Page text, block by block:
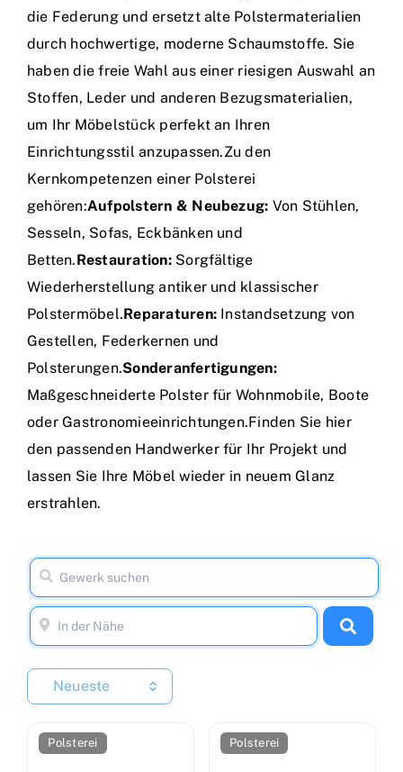
die Federung und ersetzt alte Polstermaterialien
durch hochwertige, moderne Schaumstoffe. Sie
haben die freie Wahl aus einer riesigen Auswahl an
Stoffen, Leder und anderen Bezugsmaterialien,
um Ihr Möbelstück perfekt an Ihren
Einrichtungsstil anzupassen.Zu den
Kernkompetenzen einer Polsterei
gehören:Aufpolstern & Neubezug: Von Stühlen,
Sesseln, Sofas, Eckbänken und
Betten.Restauration:Sorgfältige
Wiederherstellung antiker und klassischer
Polstermöbel.Reparaturen: Instandsetzung von
Gestellen, Federkernen und
Polsterungen.Sonderanfertigungen:
Maßgeschneiderte Polster für Wohnmobile, Boote
oder Gastronomieeinrichtungen.Finden Sie hier
den passenden Handwerker für Ihr Projekt und
lassen Sie Ihre Möbel wieder in neuem Glanz
erstrahlen.
Neueste
Polsterei Polsterei